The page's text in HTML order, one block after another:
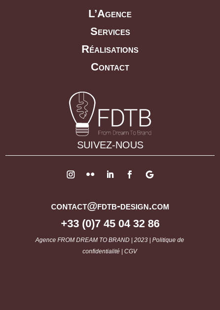
L’Agence
Services
Réalisations
Contact
SUIVEZ-NOUS
contact@fdtb-design.com
+33 (0)7 45 04 32 86
AgenceFROM DREAM TO BRAND | 2023 |Politique de
confidentialité |CGV